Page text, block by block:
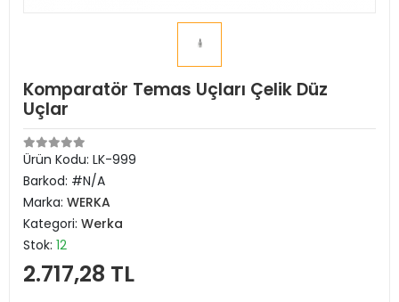
Komparatör Temas Uçları Çelik Düz
Uçlar
Ürün Kodu: LK-999
Barkod: #N/A
Marka: WERKA
Kategori: Werka
Stok: 12
2.717,28 TL